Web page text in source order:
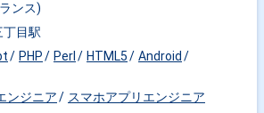
ンス)
丁目駅
PHP Perl HTML5
Android
ンジニア
スマホアプリエンジニア